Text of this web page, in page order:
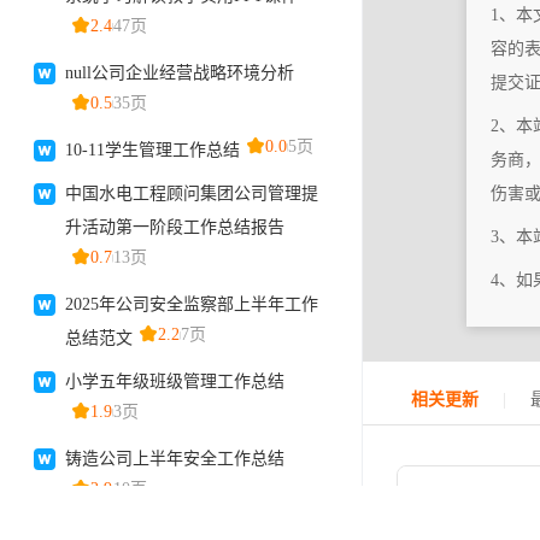
1、本
容的
提交
2、本
务商
伤害
3、本
4、如
相关更新